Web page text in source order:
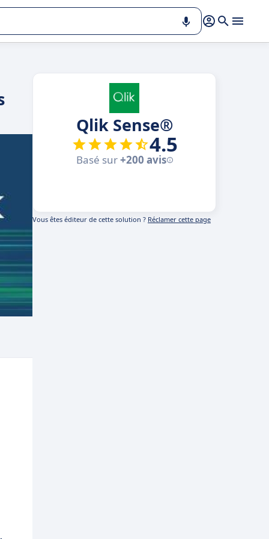
Qlik Sense®
4.5
Basé sur+200 avis
Vous êtes éditeur de cette solution ? Réclamer cette page